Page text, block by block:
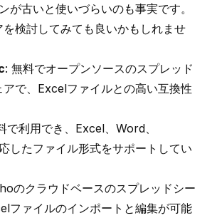
が古いと使いづらいのも事実です。
検討してみても良いかもしれませ
: 無料でオープンソースのスプレッド
アで、Excelファイルとの高い互換性
で利用でき、Excel、Word、
したファイル形式をサポートしてい
のクラウドベースのスプレッドシー
ファイルのインポートと編集が可能